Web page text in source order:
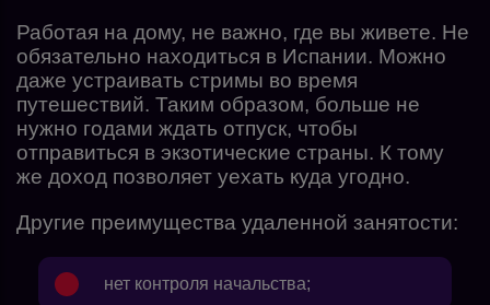
Работая на дому, не важно, где вы живете. Не
обязательно находиться в Испании. Можно
даже устраивать стримы во время
путешествий. Таким образом, больше не
нужно годами ждать отпуск, чтобы
отправиться в экзотические страны. К тому
же доход позволяет уехать куда угодно.
Другие преимущества удаленной занятости:
нет контроля начальства;